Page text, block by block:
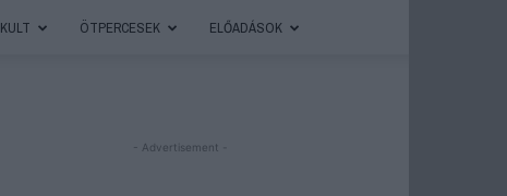
KULT ÖTPERCESEK ELŐADÁSOK
- Advertisement -